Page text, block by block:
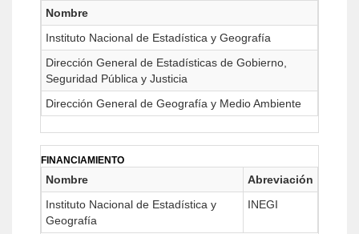
Nombre
Instituto Nacional de Estadística y Geografía
Dirección General de Estadísticas de Gobierno,
Seguridad Pública y Justicia
Dirección General de Geografía y Medio Ambiente
FINANCIAMIENTO
Nombre
Abreviación
Instituto Nacional de Estadística y
Geografía
INEGI